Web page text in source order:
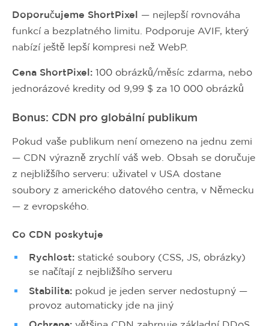
Doporučujeme ShortPixel — nejlepší rovnováha
funkcí a bezplatného limitu. Podporuje AVIF, který
nabízí ještě lepší kompresi než WebP.
Cena ShortPixel: 100 obrázků/měsíc zdarma, nebo
jednorázové kredity od 9,99 $ za 10 000 obrázků
Bonus: CDN pro globální publikum
Pokud vaše publikum není omezeno na jednu zemi
— CDN výrazně zrychlí váš web. Obsah se doručuje
z nejbližšího serveru: uživatel v USA dostane
soubory z amerického datového centra, v Německu
— z evropského.
Co CDN poskytuje
Rychlost: statické soubory (CSS, JS, obrázky)
se načítají z nejbližšího serveru
Stabilita: pokud je jeden server nedostupný —
provoz automaticky jde na jiný